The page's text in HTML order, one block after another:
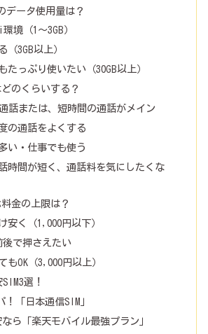
ータ使用量は？
環境（1～3GB）
（3GB以上）
たっぷり使いたい（30GB以上）
のくらいする？
話または、短時間の通話がメイン
の通話をよくする
い・仕事でも使う
時間が短く、通話料を気にしたくな
金の上限は？
安く（1,000円以下）
後で押さえたい
もOK（3,000円以上）
選！
！「日本通信SIM」
なら「楽天モバイル最強プラン」